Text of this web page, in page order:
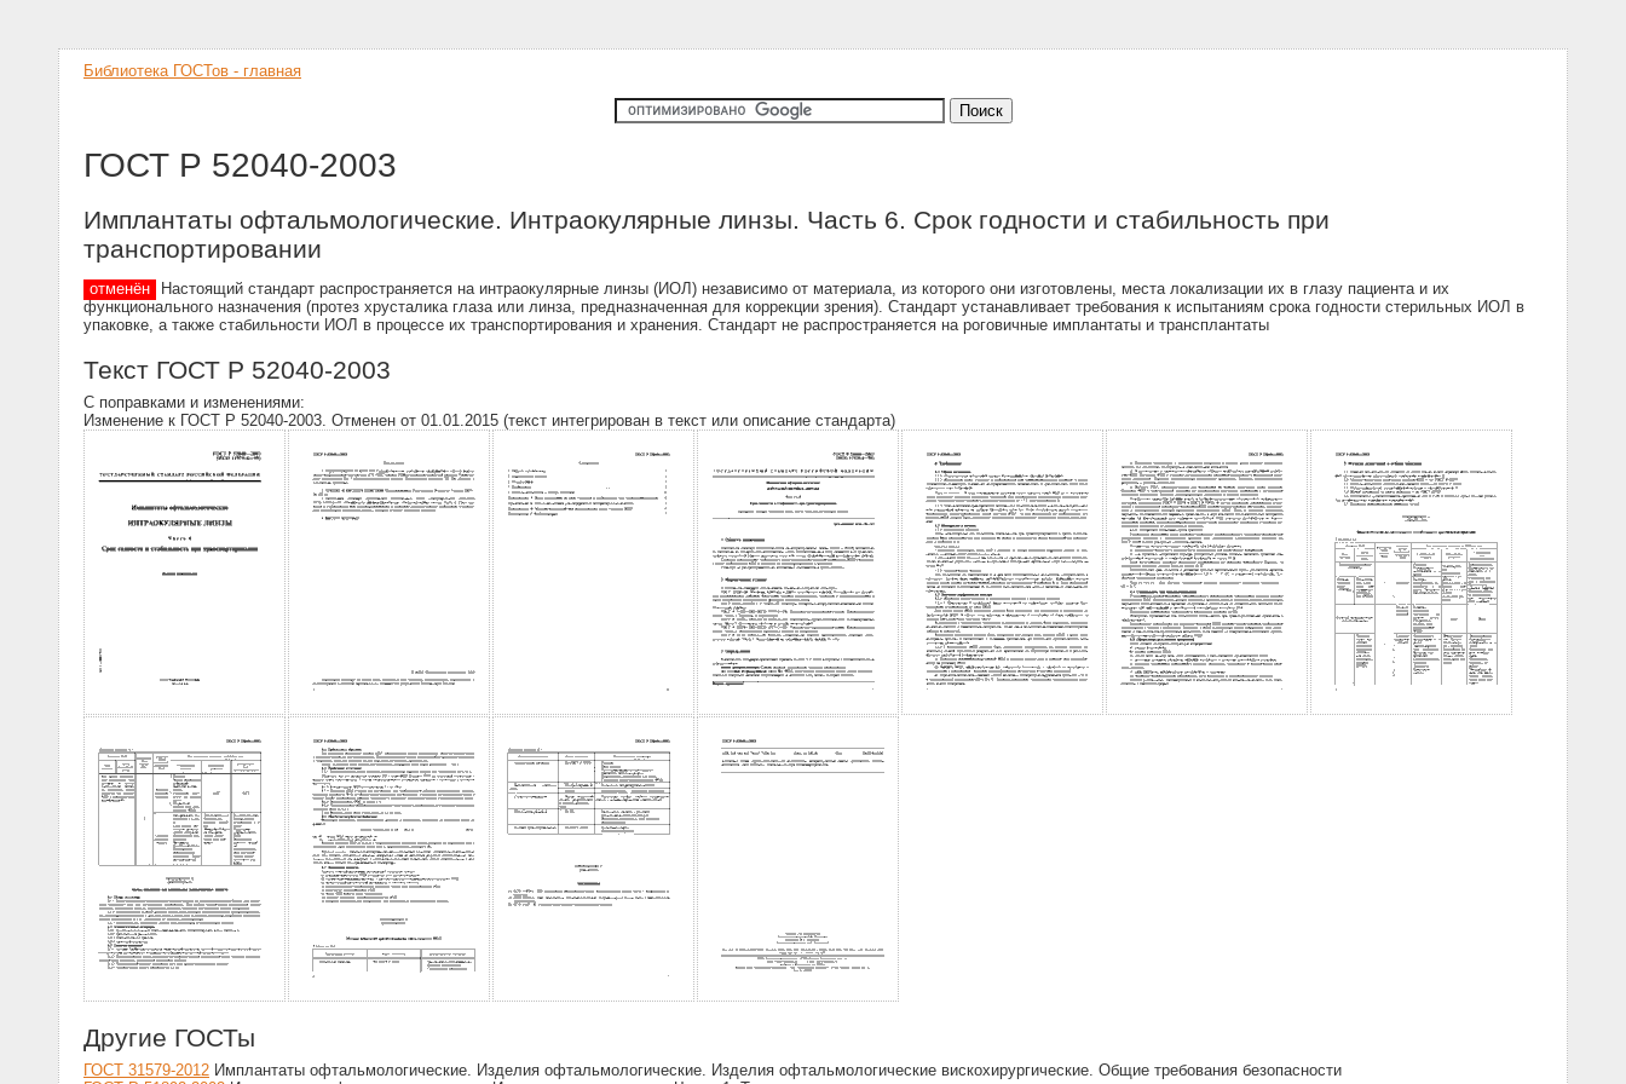
Библиотека ГОСТов - главная
ГОСТ Р 52040-2003
Имплантаты офтальмологические. Интраокулярные линзы. Часть 6. Срок годности и стабильность при
транспортировании
отменён
Настоящий стандарт распространяется на интраокулярные линзы (ИОЛ) независимо от материала, из которого они изготовлены, места локализации их в глазу пациента и их
функционального назначения (протез хрусталика глаза или линза, предназначенная для коррекции зрения). Стандарт устанавливает требования к испытаниям срока годности стерильных ИОЛ в
упаковке, а также стабильности ИОЛ в процессе их транспортирования и хранения. Стандарт не распространяется на роговичные имплантаты и трансплантаты
Текст ГОСТ Р 52040-2003
С поправками и изменениями:
Изменение к ГОСТ Р 52040-2003. Отменен от 01.01.2015 (текст интегрирован в текст или описание стандарта)
Другие ГОСТы
ГОСТ 31579-2012 Имплантаты офтальмологические. Изделия офтальмологические. Изделия офтальмологические вискохирургические. Общие требования безопасности